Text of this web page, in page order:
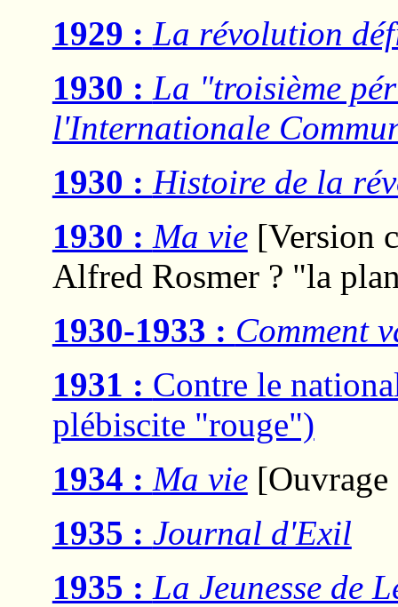
1929 : La révolution
1930 : La "troisième
l'Internationale
1930 : Histoire de la
1930 : Ma vie[Version
Alfred Rosmer ? "la
1930-1933 : Comment
1931 : Contre le
plébiscite "rouge")
1934 : Ma vie[Ouvrage
1935 : Journal d'Exil
1935 : La Jeunesse de